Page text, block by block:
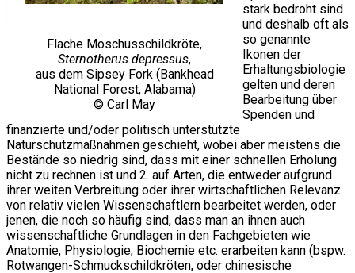
Flache Moschusschildkröte,
Sternotherus depressus,
aus dem Sipsey Fork (Bankhead
National Forest, Alabama)
© Carl May
stark bedroht sind
und deshalb oft als
so genannte
Ikonen der
Erhaltungsbiologie
gelten und deren
Bearbeitung über
Spenden und
finanzierte und/oder politisch unterstützte
Naturschutzmaßnahmen geschieht, wobei aber meistens die
Bestände so niedrig sind, dass mit einer schnellen Erholung
nicht zu rechnen ist und 2. auf Arten, die entweder aufgrund
ihrer weiten Verbreitung oder ihrer wirtschaftlichen Relevanz
von relativ vielen Wissenschaftlern bearbeitet werden, oder
jenen, die noch so häufig sind, dass man an ihnen auch
wissenschaftliche Grundlagen in den Fachgebieten wie
Anatomie, Physiologie, Biochemie etc. erarbeiten kann (bspw.
Rotwangen-Schmuckschildkröten, oder chinesische